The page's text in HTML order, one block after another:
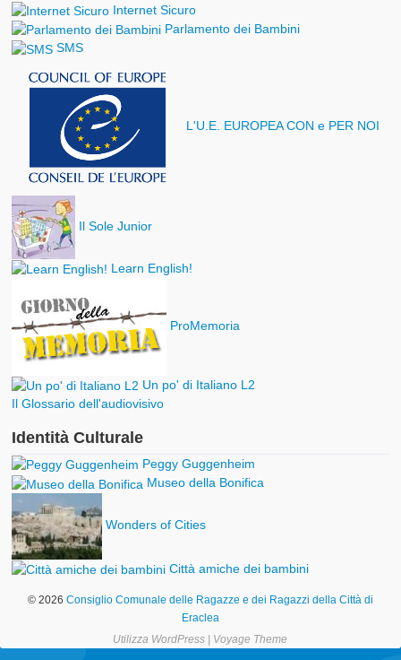
Internet Sicuro
Parlamento dei Bambini
SMS
L'U.E. EUROPEA CON e PER NOI
Il Sole Junior
Learn English!
ProMemoria
Un po' di Italiano L2
Il Glossario dell'audiovisivo
Identità Culturale
Peggy Guggenheim
Museo della Bonifica
Wonders of Cities
Città amiche dei bambini
© 2026 Consiglio Comunale delle Ragazze e dei Ragazzi della Città di
Eraclea
Utilizza WordPress Voyage Theme